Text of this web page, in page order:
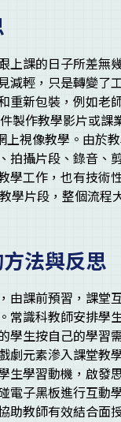
上課的日子所差無
減輕，只是轉變了
重新包裝，例如老
製作教學影片或課
視像教學。由於
拍攝片段、錄音、
學工作，也有技術
學片段，整個流程
法與反思
由課前預習，課堂
常識科教師安排學
學生按自己的學習
劇元素滲入課堂教
生學習動機，啟發
子黑板進行互動
助教師有效結合面